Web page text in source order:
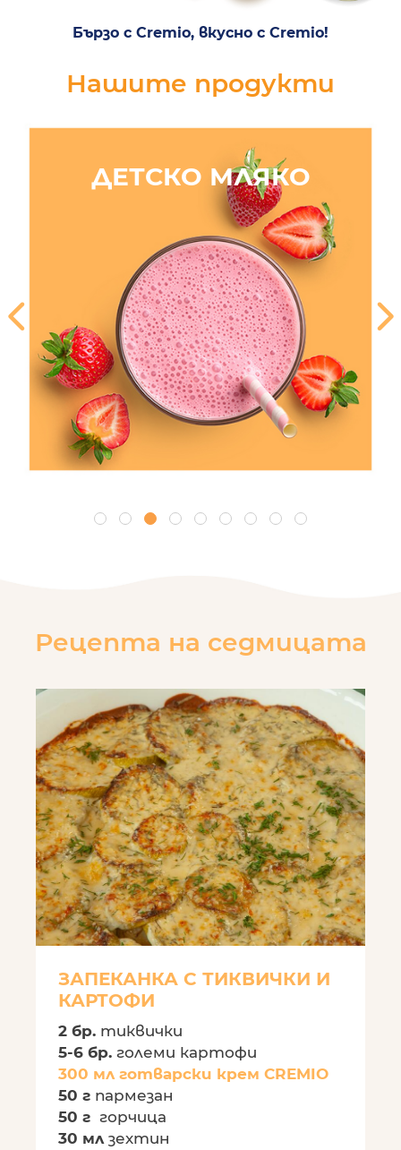
Бързо с Cremio, вкусно с Cremio!
Нашите продукти
ДЕТСКО МЛЯКО
Рецепта на седмицата
ЗАПЕКАНКА С ТИКВИЧКИ И
КАРТОФИ
2 бр. тиквички
5-6 бр. големи картофи
300 мл готварски крем CREMIO
50 г пармезан
50 г горчица
30 млзехтин